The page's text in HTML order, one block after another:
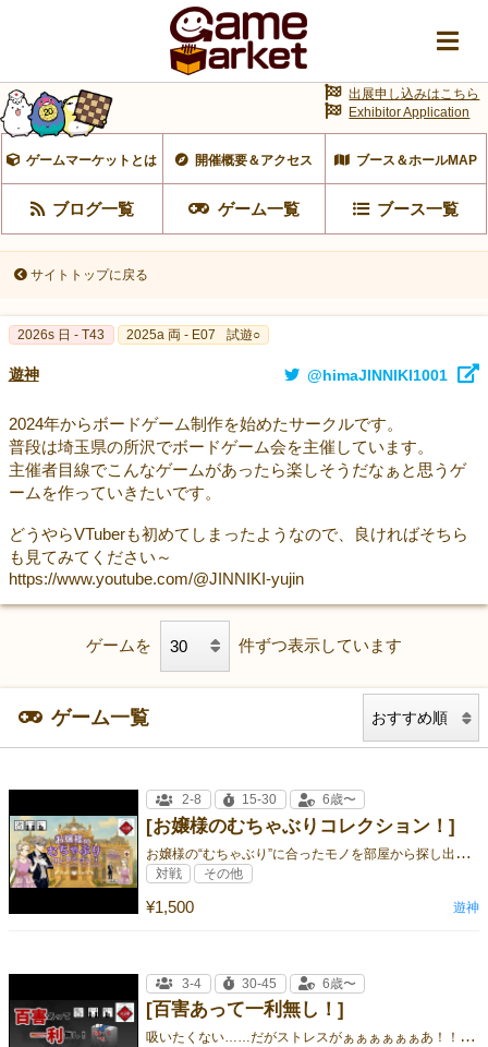
ゲームマーケットとは 開催概要＆アクセス ブース＆ホールMAP
ブログ一覧 ゲーム一覧 ブース一覧
出展申し込みはこちら
Exhibitor Application
サイトトップに戻る
2026s 日 - T43 2025a 両 - E07 試遊○
遊神 @himaJINNIKI1001
2024年からボードゲーム制作を始めたサークルです。
普段は埼玉県の所沢でボードゲーム会を主催しています。
主催者目線でこんなゲームがあったら楽しそうだなぁと思うゲ
ームを作っていきたいです。
どうやらVTuberも初めてしまったようなので、良ければそちら
も見てみてください～
https://www.youtube.com/@JINNIKI-yujin
ゲームを 件ずつ表示しています
ゲーム一覧
[お嬢様のむちゃぶりコレクション！]
お
嬢様の“むちゃぶり”に合ったモノを部屋から探し出そう！
¥1,500
2-8 15-30 6歳〜
対戦 その他
遊神
[百害あって一利無し！]
吸
いたくない……だがストレスがぁぁぁぁぁぁあ！！！！！
3-4 30-45 6歳〜